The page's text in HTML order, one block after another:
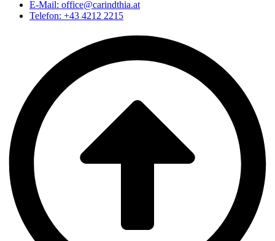
E-Mail: office@carindthia.at
Telefon: +43 4212 2215